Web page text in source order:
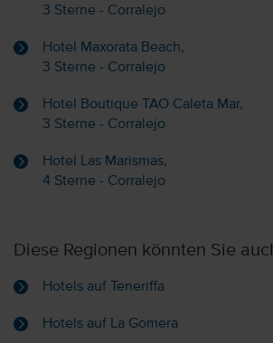
3 Sterne - Corralejo
Hotel Maxorata Beach,
3 Sterne - Corralejo
Hotel Boutique TAO Caleta Mar,
3 Sterne - Corralejo
Hotel Las Marismas,
4 Sterne - Corralejo
Diese Regionen könnten Sie
Hotels auf Teneriffa
Hotels auf La Gomera